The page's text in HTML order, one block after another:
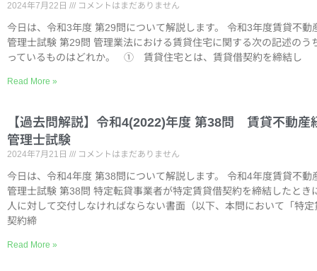
2024年7月22日 コメントはまだありません
今日は、令和3年度 第29問について解説します。 令和3年度賃貸不動
管理士試験 第29問 管理業法における賃貸住宅に関する次の記述のう
っているものはどれか。 ① 賃貸住宅とは、賃貸借契約を締結し
Read More »
【過去問解説】令和4(2022)年度 第38問 賃貸不動産
管理士試験
2024年7月21日 コメントはまだありません
今日は、令和4年度 第38問について解説します。 令和4年度賃貸不動
管理士試験 第38問 特定転貸事業者が特定賃貸借契約を締結したとき
人に対して交付しなければならない書面（以下、本問において「特定
契約締
Read More »